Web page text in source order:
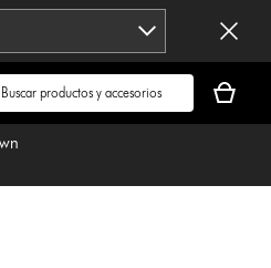
cesta
está